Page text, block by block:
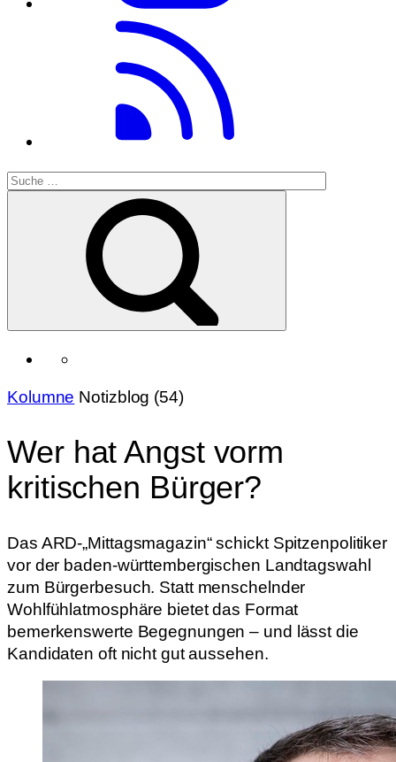
Kolumne Notizblog (54)
Wer hat Angst vorm
kritischen Bürger?
Das ARD-„Mittagsmagazin“ schickt Spitzenpolitiker
vor der baden-württembergischen Landtagswahl
zum Bürgerbesuch. Statt menschelnder
Wohlfühlatmosphäre bietet das Format
bemerkenswerte Begegnungen – und lässt die
Kandidaten oft nicht gut aussehen.